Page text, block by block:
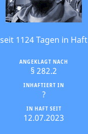
seit 1124 Tagen in Haft
IN HAFT SEIT
12.07.2023
INHAFTIERT IN
?
ANGEKLAGT NACH
§ 282.2